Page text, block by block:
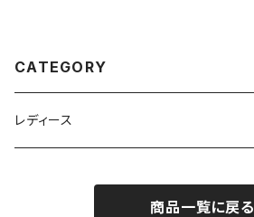
CATEGORY
レディース
商品一覧に戻る